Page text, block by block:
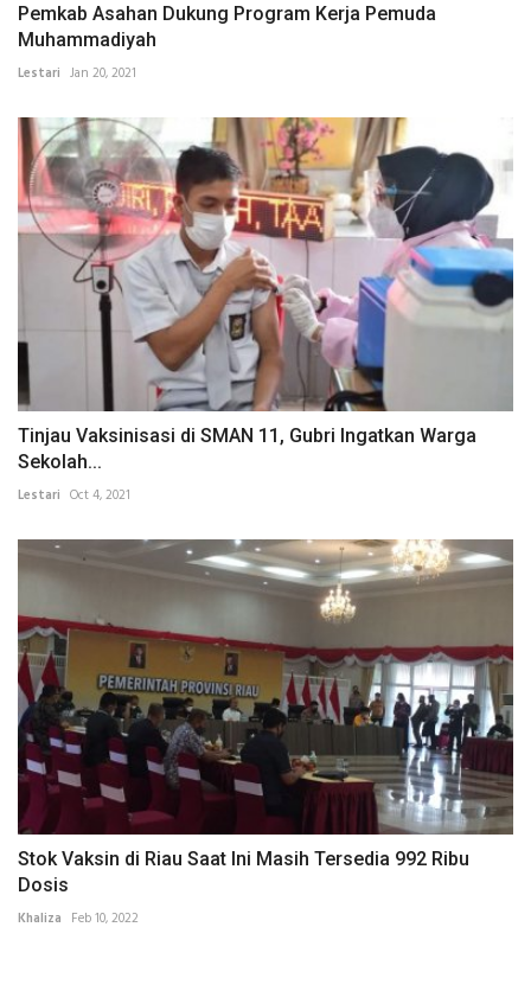
Pemkab Asahan Dukung Program Kerja Pemuda
Muhammadiyah
Lestari Jan 20, 2021
Tinjau Vaksinisasi di SMAN 11, Gubri Ingatkan Warga
Sekolah...
Lestari Oct 4, 2021
Stok Vaksin di Riau Saat Ini Masih Tersedia 992 Ribu
Dosis
Khaliza Feb 10, 2022